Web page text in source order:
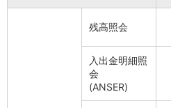
取扱商品一覧
iDeCo・国民年金基金
ロボアドバイザークラウドファンデ
WealthNavi for イオン銀行（ロボア
残高照会
入出金明細照
会
(ANSER)